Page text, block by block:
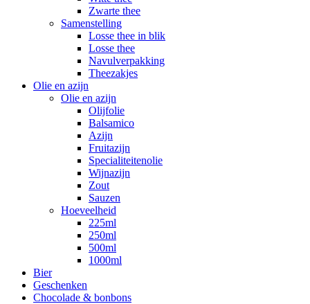
Zwarte thee
Samenstelling
Losse thee in blik
Losse thee
Navulverpakking
Theezakjes
Olie en azijn
Olie en azijn
Olijfolie
Balsamico
Azijn
Fruitazijn
Specialiteitenolie
Wijnazijn
Zout
Sauzen
Hoeveelheid
225ml
250ml
500ml
1000ml
Bier
Geschenken
Chocolade & bonbons